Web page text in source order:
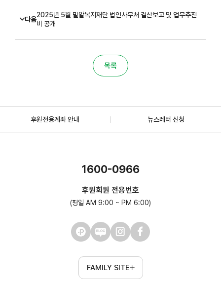
다음
2025년 5월 밀알복지재단 법인사무처 결산보고 및 업무추진
비 공개
목록
후원전용계좌 안내 뉴스레터 신청
1600-0966
후원회원 전용번호
(평일 AM 9:00 ~ PM 6:00)
FAMILY SITE